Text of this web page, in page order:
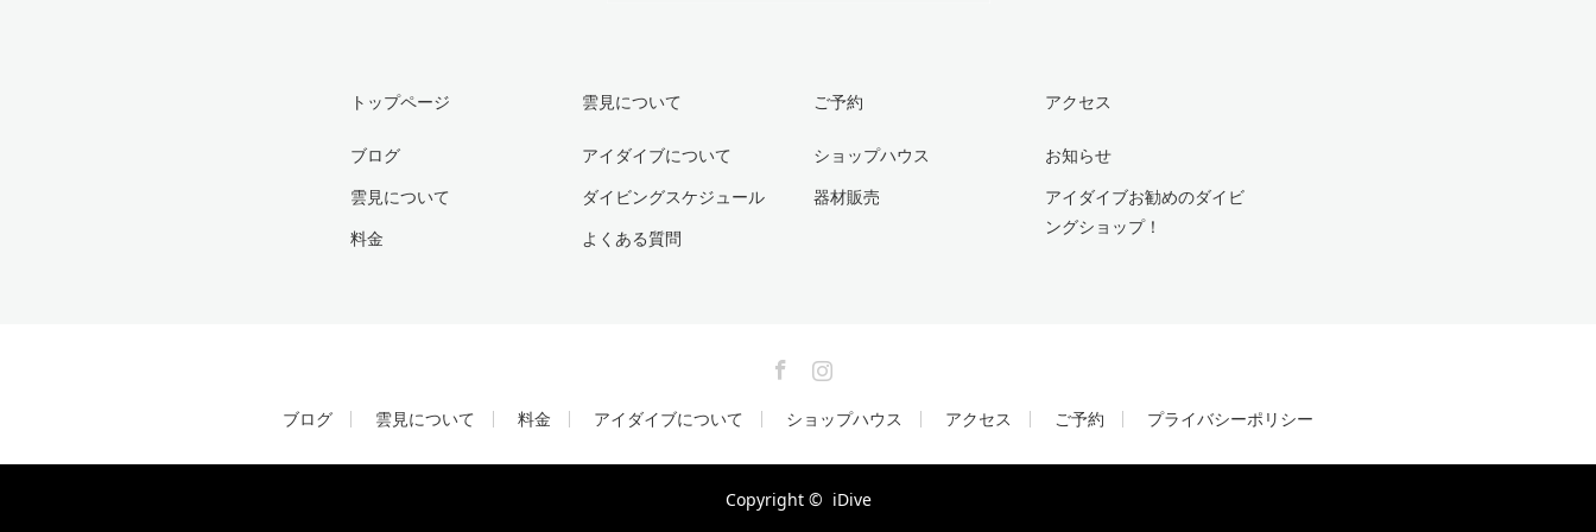
トップページ
ブログ
雲見について
料金
雲見について
アイダイブについて
ダイビングスケジュール
よくある質問
ご予約
ショップハウス
器材販売
アクセス
お知らせ
アイダイブお勧めのダイビ
ングショップ！
ブログ 雲見について 料金 アイダイブについて ショップハウス アクセス ご予約 プライバシーポリシー
Copyright © iDive